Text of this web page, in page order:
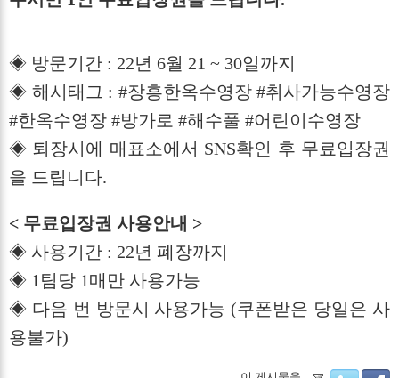
◈ 방문기간 : 22년 6월 21 ~ 30일까지
◈ 해시태그 : #장흥한옥수영장 #취사가능수영장
#한옥수영장 #방가로 #해수풀 #어린이수영장
◈ 퇴장시에 매표소에서 SNS확인 후 무료입장권
을 드립니다.
< 무료입장권 사용안내 >
◈ 사용기간 : 22년 폐장까지
◈ 1팀당 1매만 사용가능
◈ 다음 번 방문시 사용가능 (쿠폰받은 당일은 사
용불가)